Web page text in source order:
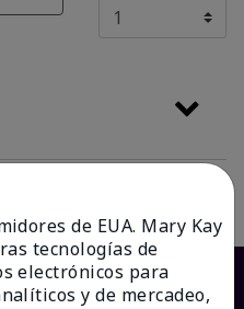
de EUA. Mary Kay
tecnologías de
electrónicos para
y de mercadeo,